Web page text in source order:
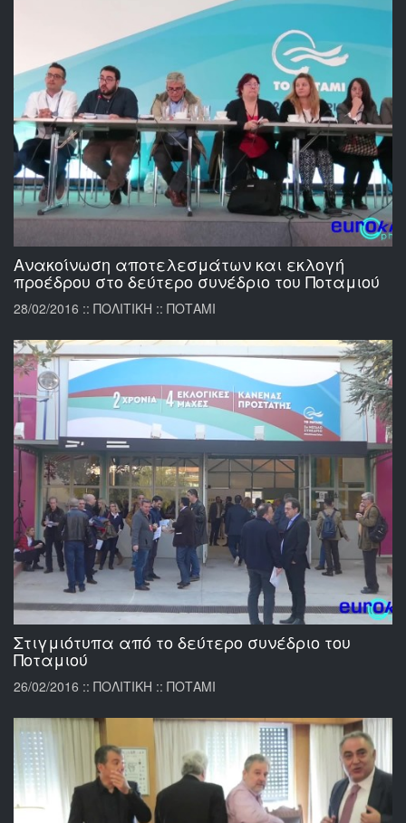
Ανακοίνωση αποτελεσμάτων και εκλογή
προέδρου στο δεύτερο συνέδριο του Ποταμιού
28/02/2016 :: ΠΟΛΙΤΙΚΗ :: ΠΟΤΑΜΙ
Στιγμιότυπα από το δεύτερο συνέδριο του
Ποταμιού
26/02/2016 :: ΠΟΛΙΤΙΚΗ :: ΠΟΤΑΜΙ